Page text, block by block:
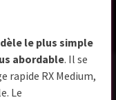
le plus simple
abordable. Il se
rapide RX Medium,
Le